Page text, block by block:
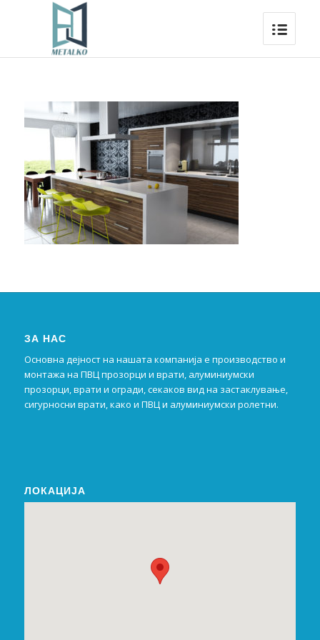
ЗА НАС
Основна дејност на нашата компанија е производство и
монтажа на ПВЦ прозорци и врати, алуминиумски
прозорци, врати и огради, секаков вид на застаклување,
сигурносни врати, како и ПВЦ и алуминиумски ролетни.
ЛОКАЦИЈА